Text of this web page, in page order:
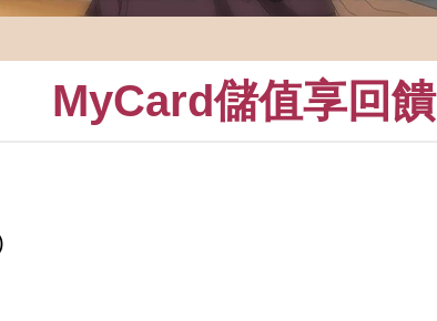
MyCard儲值享回饋